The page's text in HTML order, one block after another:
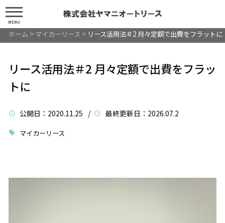
MENU
ホーム > マイカーリース > リース活用法＃2 月々定額で出費をフラットに
リース活用法＃2 月々定額で出費をフラッ
トに
公開日 ：2020.11.25 / 最終更新日 ：2026.07.2
マイカーリース